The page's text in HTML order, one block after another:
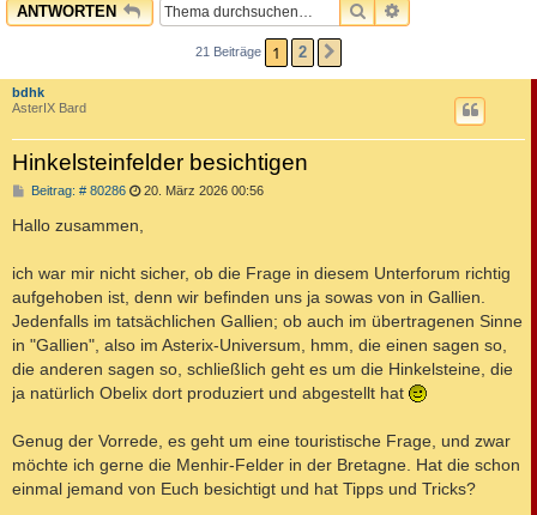
ANTWORTEN SUCHEERWEITERTE
21 Beiträge 1 2
bdhk
AsterIX Bard
Hinkelsteinfelder besichtigen
Beitrag: # 80286B
i
t
a
g
20. März 2026 00:56
Hallo zusammen,
ich war mir nicht sicher, ob die Frage in diesem Unterforum richtig
aufgehoben ist, denn wir befinden uns ja sowas von in Gallien.
Jedenfalls im tatsächlichen Gallien; ob auch im übertragenen Sinne
in "Gallien", also im Asterix-Universum, hmm, die einen sagen so,
die anderen sagen so, schließlich geht es um die Hinkelsteine, die
ja natürlich Obelix dort produziert und abgestellt hat
Genug der Vorrede, es geht um eine touristische Frage, und zwar
möchte ich gerne die Menhir-Felder in der Bretagne. Hat die schon
einmal jemand von Euch besichtigt und hat Tipps und Tricks?